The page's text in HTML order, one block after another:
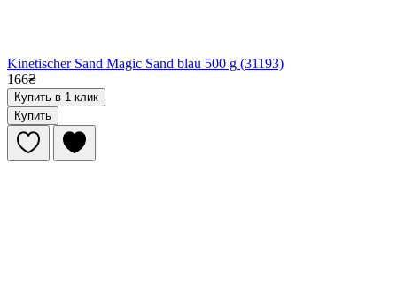
Kinetischer Sand Magic Sand blau 500 g (31193)
166₴
Купить в 1 клик
Купить